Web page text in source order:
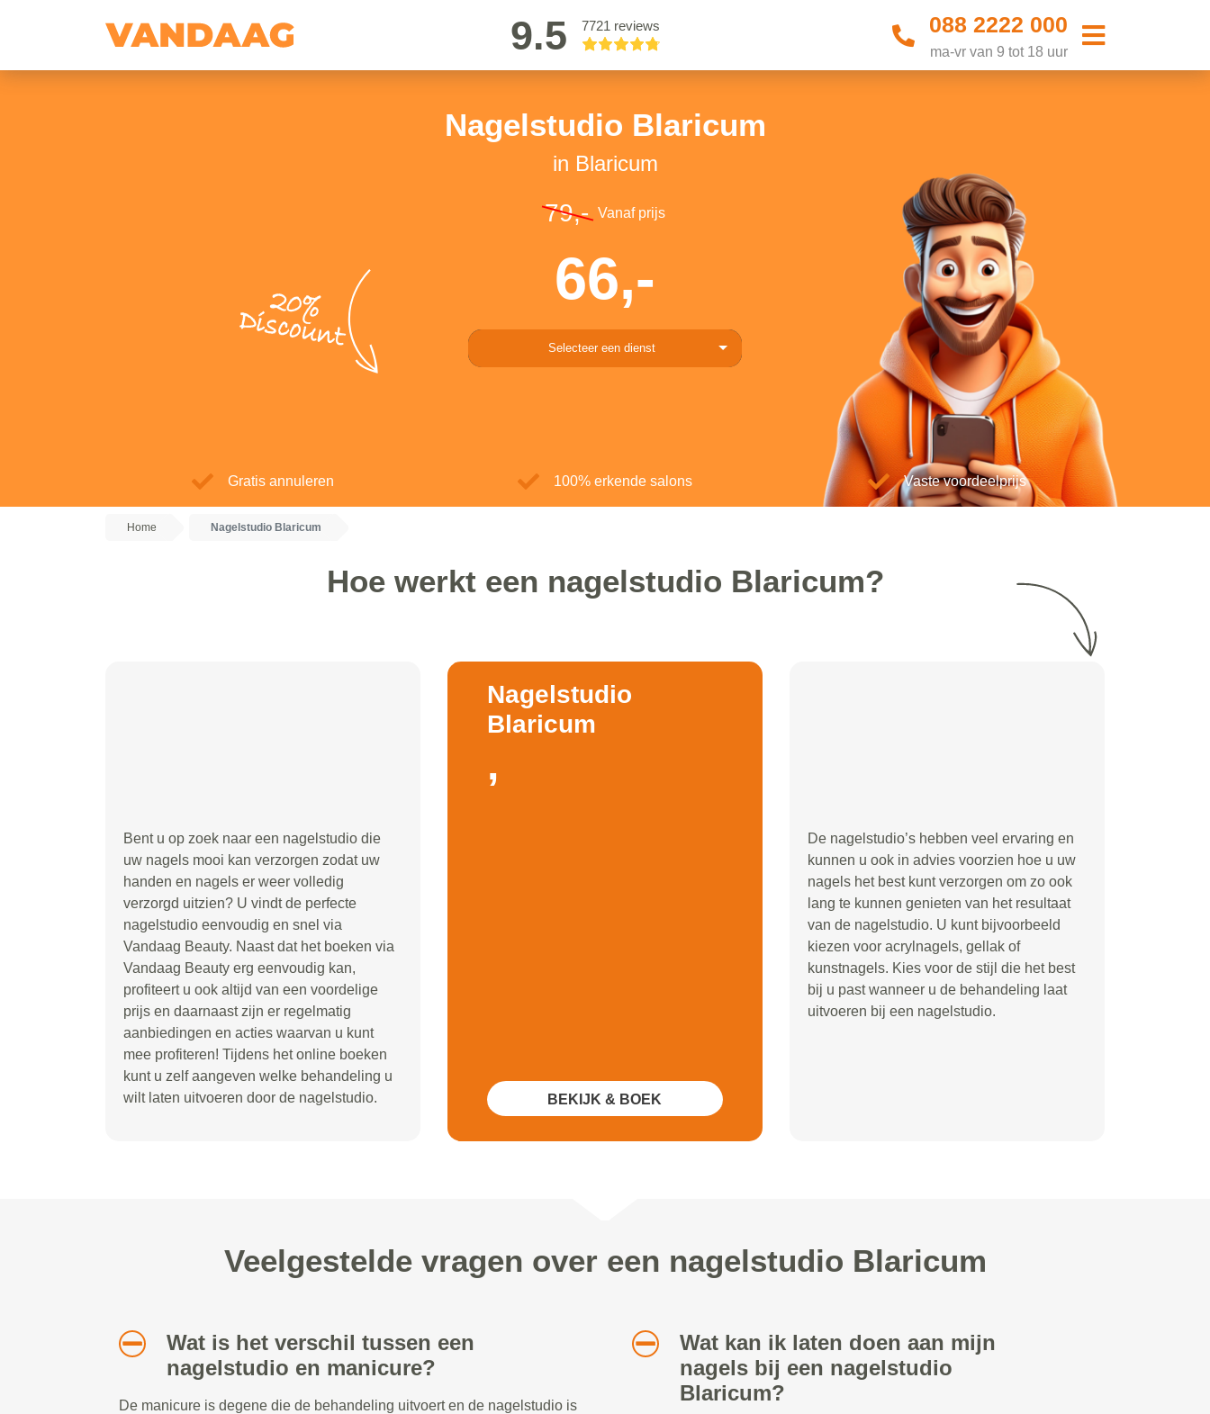
9.5 7721 reviews 088 2222 000
ma-vr van 9 tot 18 uur
Nagelstudio Blaricum
in Blaricum
20%
Discount
79,- Vanaf prijs
66,-
Selecteer een dienst
Gratis annuleren 100% erkende salons Vaste voordeelprijs
Home Nagelstudio Blaricum
Hoe werkt een nagelstudio Blaricum?
Bent u op zoek naar een nagelstudio die
uw nagels mooi kan verzorgen zodat uw
handen en nagels er weer volledig
verzorgd uitzien? U vindt de perfecte
nagelstudio eenvoudig en snel via
Vandaag Beauty. Naast dat het boeken via
Vandaag Beauty erg eenvoudig kan,
profiteert u ook altijd van een voordelige
prijs en daarnaast zijn er regelmatig
aanbiedingen en acties waarvan u kunt
mee profiteren! Tijdens het online boeken
kunt u zelf aangeven welke behandeling u
wilt laten uitvoeren door de nagelstudio.
Nagelstudio
Blaricum
,
BEKIJK & BOEK
De nagelstudio’s hebben veel ervaring en
kunnen u ook in advies voorzien hoe u uw
nagels het best kunt verzorgen om zo ook
lang te kunnen genieten van het resultaat
van de nagelstudio. U kunt bijvoorbeeld
kiezen voor acrylnagels, gellak of
kunstnagels. Kies voor de stijl die het best
bij u past wanneer u de behandeling laat
uitvoeren bij een nagelstudio.
Veelgestelde vragen over een nagelstudio Blaricum
Wat is het verschil tussen een
nagelstudio en manicure?
De manicure is degene die de behandeling uitvoert en de nagelstudio is
Wat kan ik laten doen aan mijn
nagels bij een nagelstudio
Blaricum?